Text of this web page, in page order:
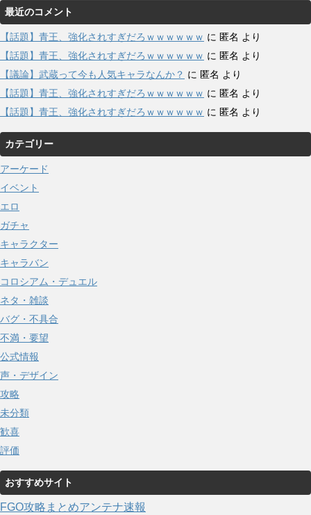
最近のコメント
【話題】青王、強化されすぎだろｗｗｗｗｗｗ に 匿名 より
【話題】青王、強化されすぎだろｗｗｗｗｗｗ に 匿名 より
【議論】武蔵って今も人気キャラなんか？ に 匿名 より
【話題】青王、強化されすぎだろｗｗｗｗｗｗ に 匿名 より
【話題】青王、強化されすぎだろｗｗｗｗｗｗ に 匿名 より
カテゴリー
アーケード
イベント
エロ
ガチャ
キャラクター
キャラバン
コロシアム・デュエル
ネタ・雑談
バグ・不具合
不満・要望
公式情報
声・デザイン
攻略
未分類
歓喜
評価
おすすめサイト
FGO攻略まとめアンテナ速報